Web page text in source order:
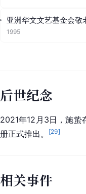
亚洲华文文艺基金会敬
1995
后世纪念
2021年12月3日，施蛰
册正式推出。
[29]
相关事件